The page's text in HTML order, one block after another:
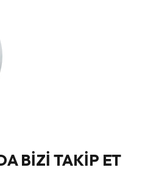
BİZİ TAKİP ET